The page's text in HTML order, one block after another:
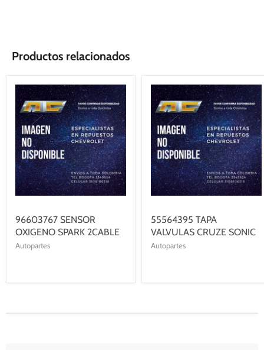
Productos relacionados
96603767 SENSOR
OXIGENO SPARK 2CABLE
Autopartes
55564395 TAPA
VALVULAS CRUZE SONIC
Autopartes